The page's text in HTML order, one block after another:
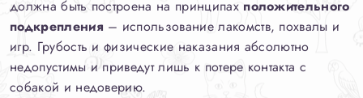
должна быть построена на принципах положительного
подкрепления – использование лакомств, похвалы и
игр. Грубость и физические наказания абсолютно
недопустимы и приведут лишь к потере контакта с
собакой и недоверию.